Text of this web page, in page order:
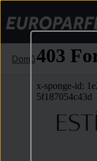
Domů